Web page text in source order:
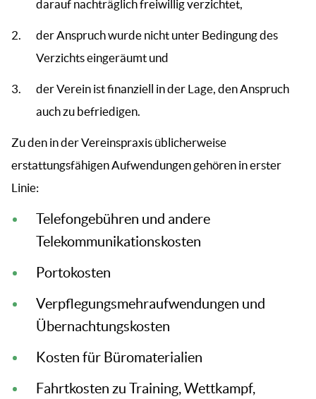
darauf nachträglich freiwillig verzichtet,
der Anspruch wurde nicht unter Bedingung des
Verzichts eingeräumt und
der Verein ist finanziell in der Lage, den Anspruch
auch zu befriedigen.
Zu den in der Vereinspraxis üblicherweise
erstattungsfähigen Aufwendungen gehören in erster
Linie:
Telefongebühren und andere
Telekommunikationskosten
Portokosten
Verpflegungsmehraufwendungen und
Übernachtungskosten
Kosten für Büromaterialien
Fahrtkosten zu Training, Wettkampf,